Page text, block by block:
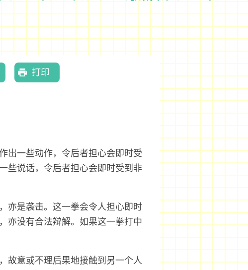
打印
出一些动作，令后者担心会即时受
些说话，令后者担心会即时受到非
亦是袭击。这一拳会令人担心即时
亦没有合法辩解。如果这一拳打中
故意或不理后果地接触到另一个人